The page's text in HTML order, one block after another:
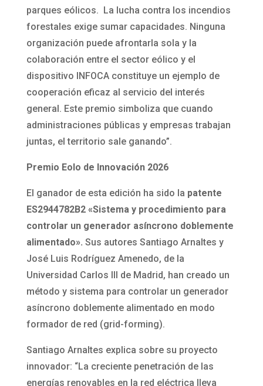
parques eólicos. La lucha contra los incendios
forestales exige sumar capacidades. Ninguna
organización puede afrontarla sola y la
colaboración entre el sector eólico y el
dispositivo INFOCA constituye un ejemplo de
cooperación eficaz al servicio del interés
general. Este premio simboliza que cuando
administraciones públicas y empresas trabajan
juntas, el territorio sale ganando”.
Premio Eolo de Innovación 2026
El ganador de esta edición ha sido la patente
ES2944782B2 «Sistema y procedimiento para
controlar un generador asíncrono doblemente
alimentado». Sus autores Santiago Arnaltes y
José Luis Rodríguez Amenedo, de la
Universidad Carlos III de Madrid, han creado un
método y sistema para controlar un generador
asíncrono doblemente alimentado en modo
formador de red (grid-forming).
Santiago Arnaltes explica sobre su proyecto
innovador: “La creciente penetración de las
energías renovables en la red eléctrica lleva